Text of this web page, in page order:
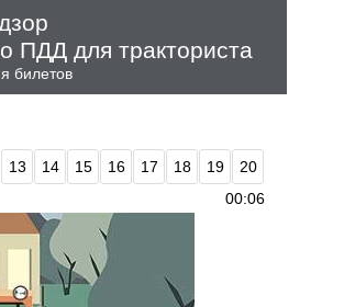
ПДД для тракториста
билетов
13 14 15 16 17 18 19
20
00:06